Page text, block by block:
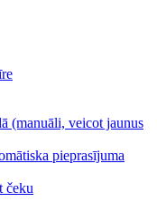
(manuāli, veicot jaunus
pieprasījuma
čeku